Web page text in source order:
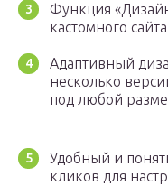
Функция
кастомного
Адаптивный
несколько
под любой
Удобный и
кликов для